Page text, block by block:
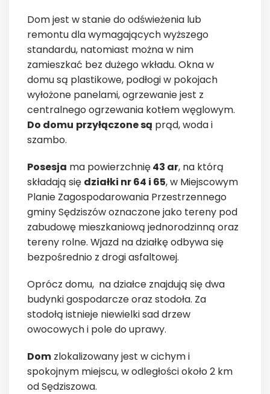
Dom jest w stanie do odświeżenia lub
remontu dla wymagających wyższego
standardu, natomiast można w nim
zamieszkać bez dużego wkładu. Okna w
domu są plastikowe, podłogi w pokojach
wyłożone panelami, ogrzewanie jest z
centralnego ogrzewania kotłem węglowym.
Do domu przyłączone są prąd, woda i
szambo.
Posesja ma powierzchnię43 ar, na którą
składają się działki nr 64 i 65, w Miejscowym
Planie Zagospodarowania Przestrzennego
gminy Sędziszów oznaczone jako tereny pod
zabudowę mieszkaniową jednorodzinną oraz
tereny rolne. Wjazd na działkę odbywa się
bezpośrednio z drogi asfaltowej.
Oprócz domu, na działce znajdują się dwa
budynki gospodarcze oraz stodoła. Za
stodołą istnieje niewielki sad drzew
owocowych i pole do uprawy.
Dom zlokalizowany jest w cichym i
spokojnym miejscu, w odległości około 2 km
od Sędziszowa.